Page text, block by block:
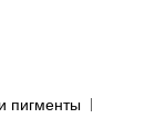
пигменты